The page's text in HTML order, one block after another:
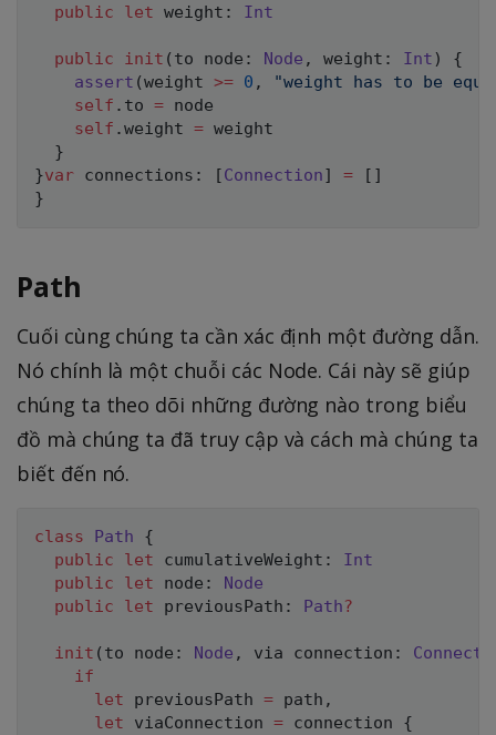
public
let weight : Int
public init ( to node : Node , weight : Int )
{
assert (weight >= 0 ,
"weight has to be
self . to = node
self .weight = weight
}
}var connections : [Connection] = [ ]
}
Path
Cuối cùng chúng ta cần xác định một đường dẫn.
Nó chính là một chuỗi các Node. Cái này sẽ giúp
chúng ta theo dõi những đường nào trong biểu
đồ mà chúng ta đã truy cập và cách mà chúng ta
biết đến nó.
class Path
{
public
let cumulativeWeight :
Int
public
let node :
Node
public
let previousPath : Path?
init ( to node : Node , via connection :
if
let previousPath = path ,
let viaConnection = connection {